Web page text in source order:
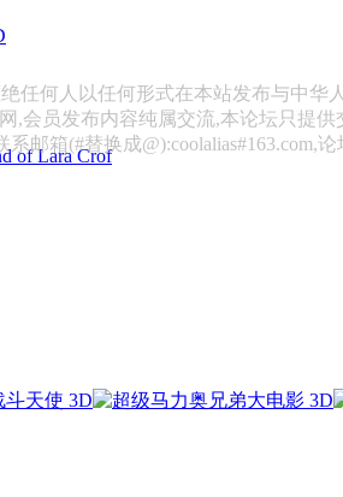
of Lara Crof
任何人以任何形式在本站发布与中华
,会员发布内容纯属交流,本论坛只提供
邮箱(#替换成@):coolalias#163.com,